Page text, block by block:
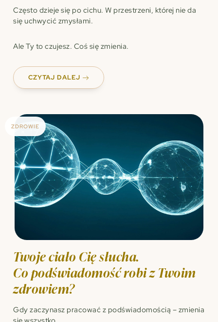
Często dzieje się po cichu. W przestrzeni, której nie da
się uchwycić zmysłami.
Ale Ty to czujesz. Coś się zmienia.
CZYTAJ DALEJ
ZDROWIE
Twoje ciało Cię słucha.
Co podświadomość robi z Twoim
zdrowiem?
Gdy zaczynasz pracować z podświadomością – zmienia